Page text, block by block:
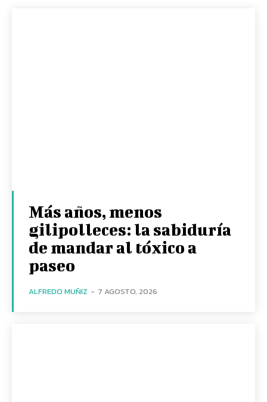
Más años, menos
gilipolleces: la sabiduría
de mandar al tóxico a
paseo
ALFREDO MUÑIZ - 7 AGOSTO, 2026